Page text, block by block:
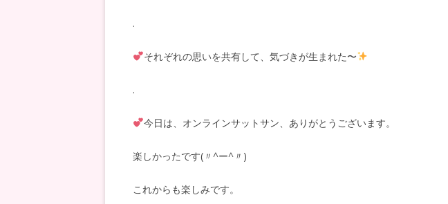
.
それぞれの思いを共有して、気づきが生まれた〜
.
今日は、オンラインサットサン、ありがとうございます。
楽しかったです( 〃 ^ー^ 〃 )
これからも楽しみです。